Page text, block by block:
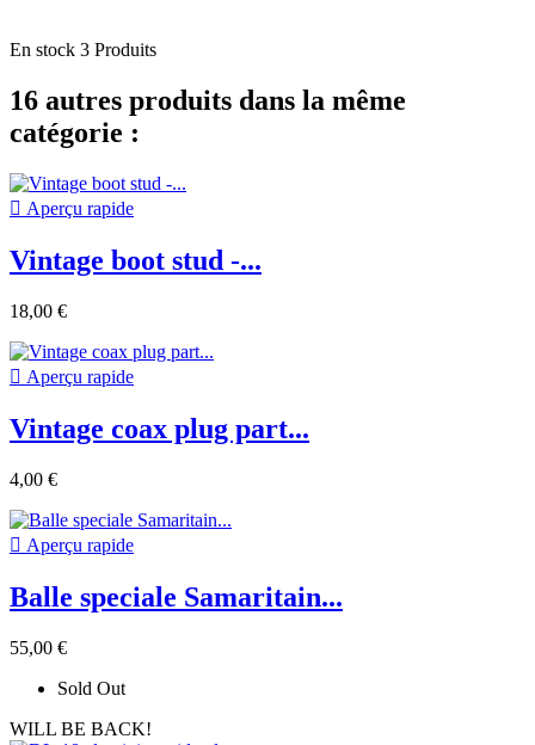
En stock 3 Produits
16 autres produits dans la même
catégorie :
 Aperçu rapide
Vintage boot stud -...
18,00 €
 Aperçu rapide
Vintage coax plug part...
4,00 €
 Aperçu rapide
Balle speciale Samaritain...
55,00 €
Sold Out
WILL BE BACK!